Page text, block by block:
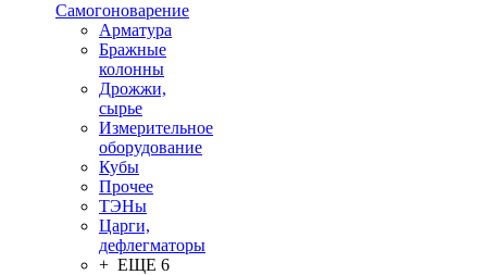
Самогоноварение
Арматура
Бражные
колонны
Дрожжи,
сырье
Измерительное
оборудование
Кубы
Прочее
ТЭНы
Царги,
дефлегматоры
+ ЕЩЕ 6